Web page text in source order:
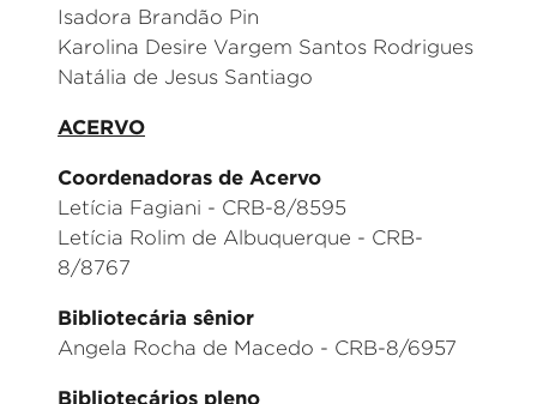
Isadora Brandão Pin
Karolina Desire Vargem Santos Rodrigues
Natália de Jesus Santiago
ACERVO
Coordenadoras de Acervo
Letícia Fagiani - CRB-8/8595
Letícia Rolim de Albuquerque - CRB-
8/8767
Bibliotecária sênior
Angela Rocha de Macedo - CRB-8/6957
Bibliotecários pleno